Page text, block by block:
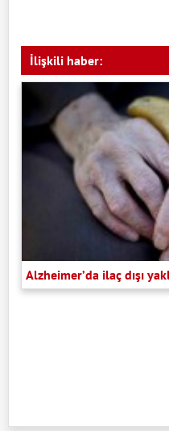
İlişkili haber:
Alzheimer’da ilaç dışı